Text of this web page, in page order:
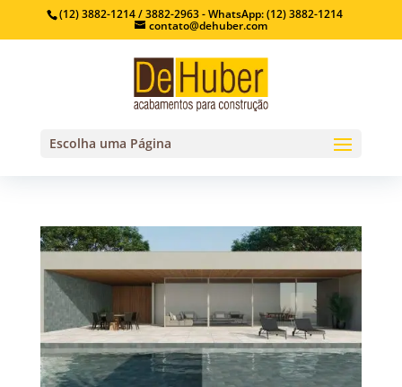
(12) 3882-1214 / 3882-2963 - WhatsApp: (12) 3882-1214
contato@dehuber.com
Escolha uma Página